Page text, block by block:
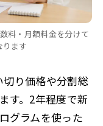
料・月額料金を分けて
ます
り価格や分割総
す。2年程度で新
グラムを使った